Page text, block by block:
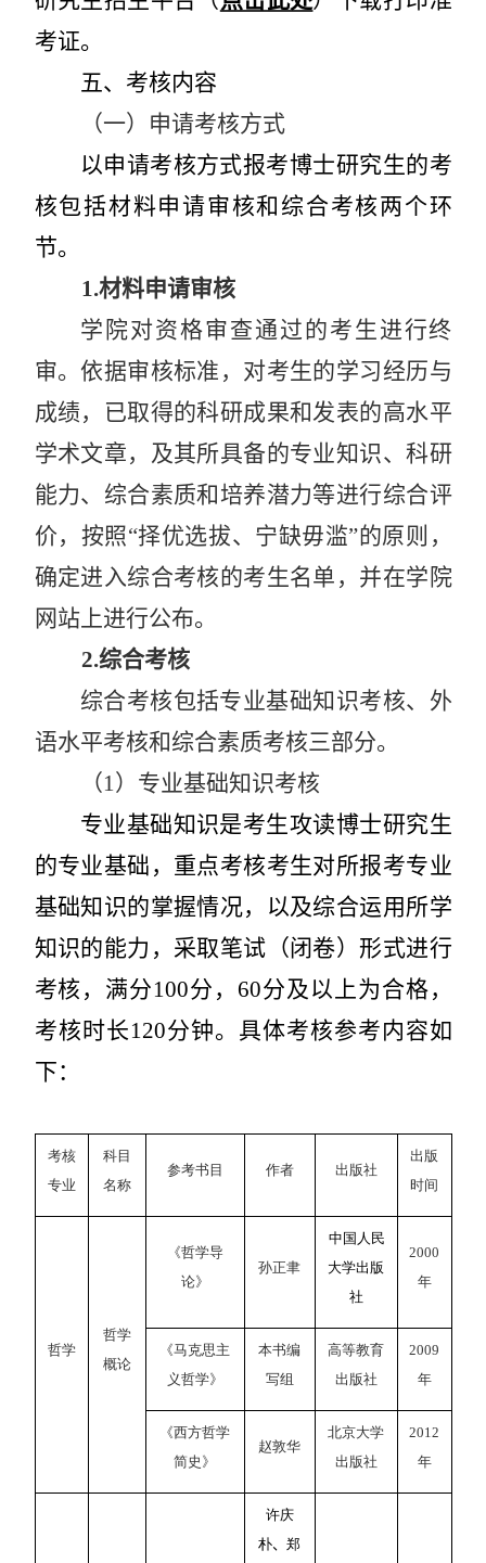
考证。
五、考核内容
（一）申请考核方式
以申请考核方式报考博士研究生的考
核包括材料申请审核和综合考核两个环
节。
1.材料申请审核
学院对资格审查通过的考生进行终
审。依据审核标准，对考生的学习经历与
成绩，已取得的科研成果和发表的高水平
学术文章，及其所具备的专业知识、科研
能力、综合素质和培养潜力等进行综合评
价，按照“择优选拔、宁缺毋滥”的原则，
确定进入综合考核的考生名单，并在学院
网站上进行公布。
2.综合考核
综合考核包括专业基础知识考核、外
语水平考核和综合素质考核三部分。
（1 ）专业基础知识考核
专业基础知识是考生攻读博士研究生
的专业基础，重点考核考生对所报考专业
基础知识的掌握情况，以及综合运用所学
知识的能力，采取笔试（闭卷）形式进行
考核，满分100分， 60分及以上为合格，
考核时长120分钟。具体考核参考内容如
下：
考核
专业
科目
名称
参考书目 作者 出版社
出版
时间
哲学
哲学
概论
《哲学导
论》
孙正聿
中国人民
大学出 版
社
2000
年
《马克思主
义哲学》
本书编
写组
高等教育
出版社
2009
年
《西方哲学
简史》
赵敦华
北京大学
出版社
2012
年
许庆
朴、 郑